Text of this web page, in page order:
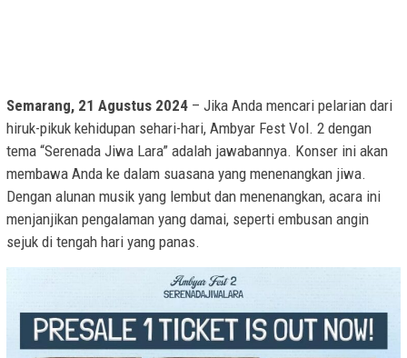
Semarang, 21 Agustus 2024 – Jika Anda mencari pelarian dari
hiruk-pikuk kehidupan sehari-hari, Ambyar Fest Vol. 2 dengan
tema “Serenada Jiwa Lara” adalah jawabannya. Konser ini akan
membawa Anda ke dalam suasana yang menenangkan jiwa.
Dengan alunan musik yang lembut dan menenangkan, acara ini
menjanjikan pengalaman yang damai, seperti embusan angin
sejuk di tengah hari yang panas.